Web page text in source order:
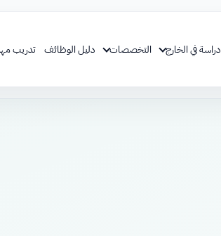
دراسة في الخارج التخصصات دليل الوظائف تدريب